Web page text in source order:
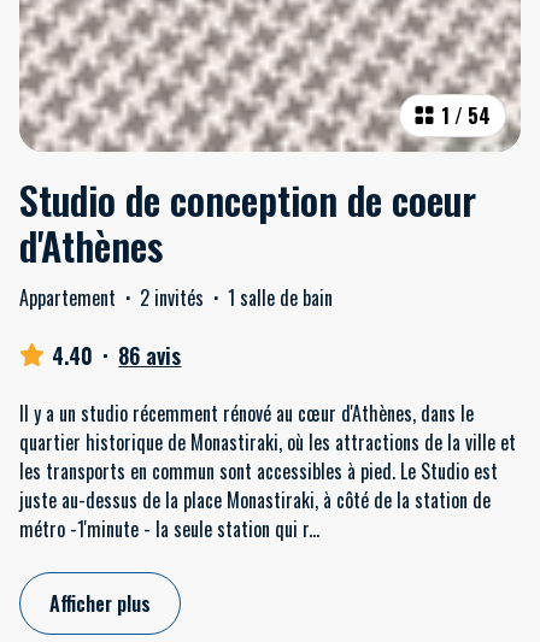
1 / 54
Studio de conception de coeur
d'Athènes
Appartement · 2 invités · 1 salle de bain
4.40 · 86 avis
Il y a un studio récemment rénové au cœur d'Athènes, dans le
quartier historique de Monastiraki, où les attractions de la ville et
les transports en commun sont accessibles à pied. Le Studio est
juste au-dessus de la place Monastiraki, à côté de la station de
métro -1'minute - la seule station qui r...
Afficher plus